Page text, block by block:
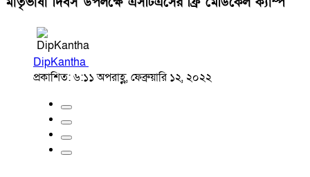
DipKantha
প্রকাশিত: ৬:১১ অপরাহ্ণ, ফেব্রুয়ারি ১২, ২০২২